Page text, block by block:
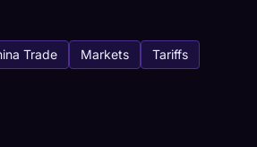
Trade Markets
Tariffs